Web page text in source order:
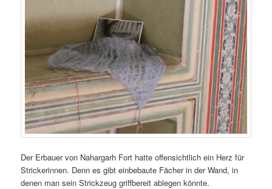
Der Erbauer von Nahargarh Fort hatte offensichtlich ein Herz für
Strickerinnen. Denn es gibt einbebaute Fächer in der Wand, in
denen man sein Strickzeug griffbereit ablegen könnte.